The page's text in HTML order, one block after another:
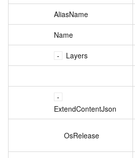
AliasName
Name
Layers
ExtendContentJson
OsRelease